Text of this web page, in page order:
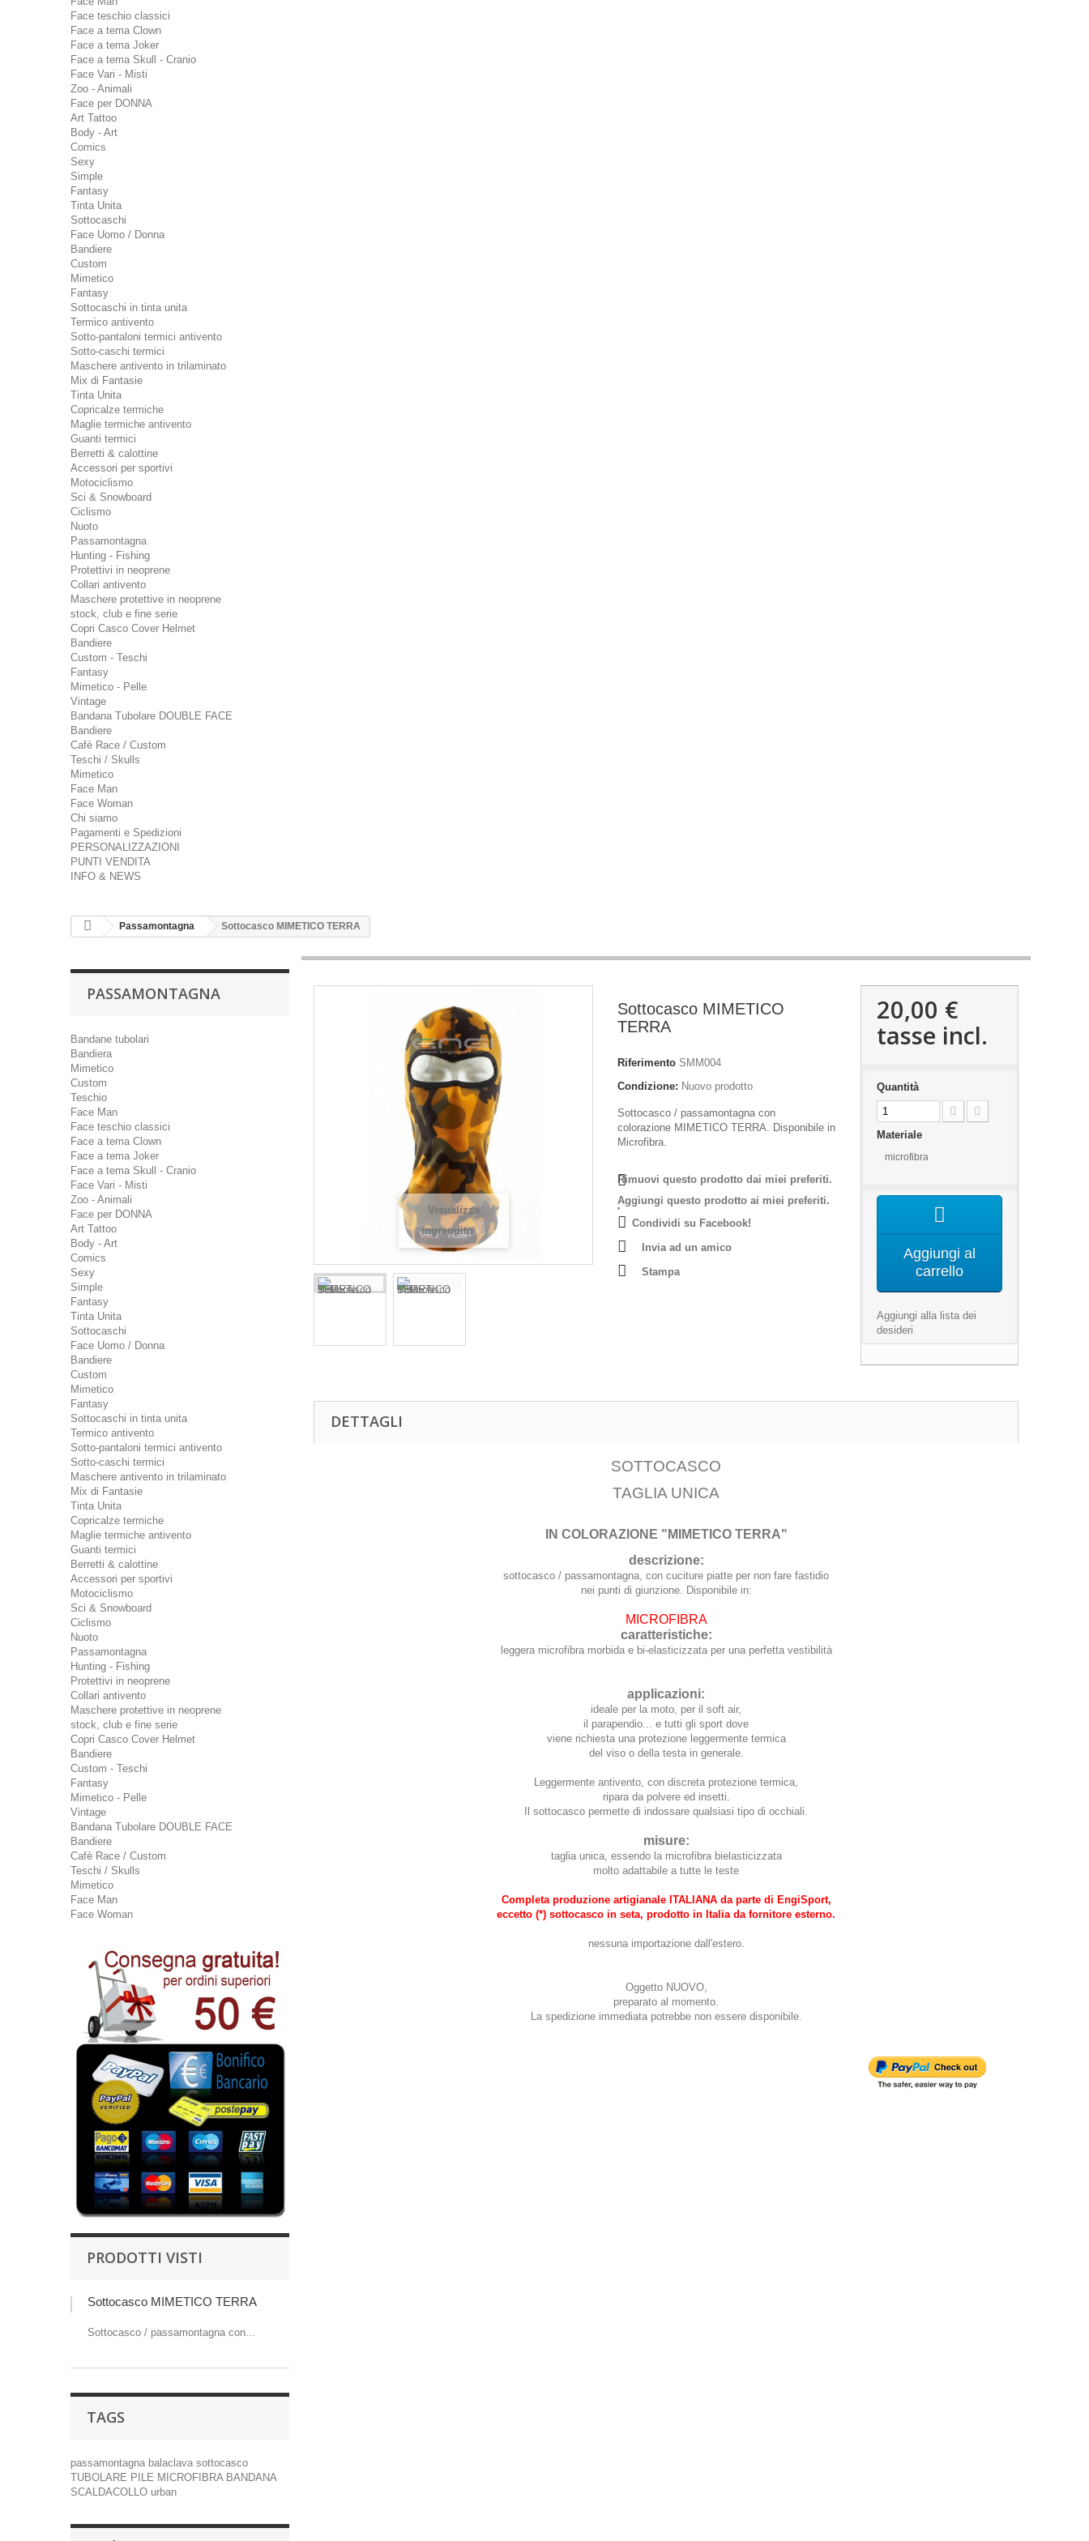
Face teschio classici
Face a tema Clown
Face a tema Joker
Face a tema Skull - Cranio
Face Vari - Misti
Zoo - Animali
Face per DONNA
Art Tattoo
Body - Art
Comics
Sexy
Simple
Fantasy
Tinta Unita
Sottocaschi
Face Uomo / Donna
Bandiere
Custom
Mimetico
Fantasy
Sottocaschi in tinta unita
Termico antivento
Sotto-pantaloni termici antivento
Sotto-caschi termici
Maschere antivento in trilaminato
Mix di Fantasie
Tinta Unita
Copricalze termiche
Maglie termiche antivento
Guanti termici
Berretti & calottine
Accessori per sportivi
Motociclismo
Sci & Snowboard
Ciclismo
Nuoto
Passamontagna
Hunting - Fishing
Protettivi in neoprene
Collari antivento
Maschere protettive in neoprene
stock, club e fine serie
Copri Casco Cover Helmet
Bandiere
Custom - Teschi
Fantasy
Mimetico - Pelle
Vintage
Bandana Tubolare DOUBLE FACE
Bandiere
Cafè Race / Custom
Teschi / Skulls
Mimetico
Face Man
Face Woman
Chi siamo
Pagamenti e Spedizioni
PERSONALIZZAZIONI
PUNTI VENDITA
INFO & NEWS
Passamontagna Sottocasco MIMETICO TERRA
PASSAMONTAGNA
Bandane tubolari
Bandiera
Mimetico
Custom
Teschio
Face Man
Face teschio classici
Face a tema Clown
Face a tema Joker
Face a tema Skull - Cranio
Face Vari - Misti
Zoo - Animali
Face per DONNA
Art Tattoo
Body - Art
Comics
Sexy
Simple
Fantasy
Tinta Unita
Sottocaschi
Face Uomo / Donna
Bandiere
Custom
Mimetico
Fantasy
Sottocaschi in tinta unita
Termico antivento
Sotto-pantaloni termici antivento
Sotto-caschi termici
Maschere antivento in trilaminato
Mix di Fantasie
Tinta Unita
Copricalze termiche
Maglie termiche antivento
Guanti termici
Berretti & calottine
Accessori per sportivi
Motociclismo
Sci & Snowboard
Ciclismo
Nuoto
Passamontagna
Hunting - Fishing
Protettivi in neoprene
Collari antivento
Maschere protettive in neoprene
stock, club e fine serie
Copri Casco Cover Helmet
Bandiere
Custom - Teschi
Fantasy
Mimetico - Pelle
Vintage
Bandana Tubolare DOUBLE FACE
Bandiere
Cafè Race / Custom
Teschi / Skulls
Mimetico
Face Man
Face Woman
PRODOTTI VISTI
Sottocasco MIMETICO TERRA
Sottocasco / passamontagna con...
TAGS
passamontagna balaclava sottocasco
TUBOLARE PILE MICROFIBRA BANDANA
SCALDACOLLO urban
Visualizza
ingrandito
Sottocasco MIMETICO
TERRA
Riferimento SMM004
Condizione: Nuovo prodotto
Sottocasco / passamontagna con
colorazione MIMETICO TERRA. Disponibile in
Microfibra.
Rimuovi questo prodotto dai miei preferiti.
Aggiungi questo prodotto ai miei preferiti.
Condividi su Facebook!
Invia ad un amico
Stampa
20,00 €
tasse incl.
Quantità
Materiale
microfibra
Aggiungi al
carrello
Aggiungi alla lista dei
desideri
DETTAGLI
SOTTOCASCO
TAGLIA UNICA
IN COLORAZIONE "MIMETICO TERRA"
descrizione:
sottocasco / passamontagna, con cuciture piatte per non fare fastidio
nei punti di giunzione. Disponibile in:
MICROFIBRA
caratteristiche:
leggera microfibra morbida e bi-elasticizzata per una perfetta vestibilità
applicazioni:
ideale per la moto, per il soft air,
il parapendio... e tutti gli sport dove
viene richiesta una protezione leggermente termica
del viso o della testa in generale.
Leggermente antivento, con discreta protezione termica,
ripara da polvere ed insetti.
Il sottocasco permette di indossare qualsiasi tipo di occhiali.
misure:
taglia unica, essendo la microfibra bielasticizzata
molto adattabile a tutte le teste
Completa produzione artigianale ITALIANA da parte di EngiSport,
eccetto (*) sottocasco in seta, prodotto in Italia da fornitore esterno.
nessuna importazione dall'estero.
Oggetto NUOVO,
preparato al momento.
La spedizione immediata potrebbe non essere disponibile.